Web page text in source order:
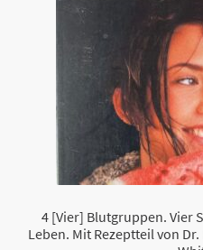
4 [Vier] Blutgruppen. Vier
Leben. Mit Rezeptteil von